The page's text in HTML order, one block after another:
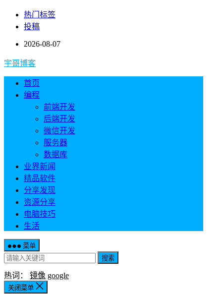
热门标签
投稿
2026-08-07
宇哥博客
首页
编程
前端开发
后端开发
微信开发
服务器
数据库
业界新闻
精品软件
分享发现
资源分享
电脑技巧
生活
菜单
搜索
热词： 镜像 google
关闭菜单